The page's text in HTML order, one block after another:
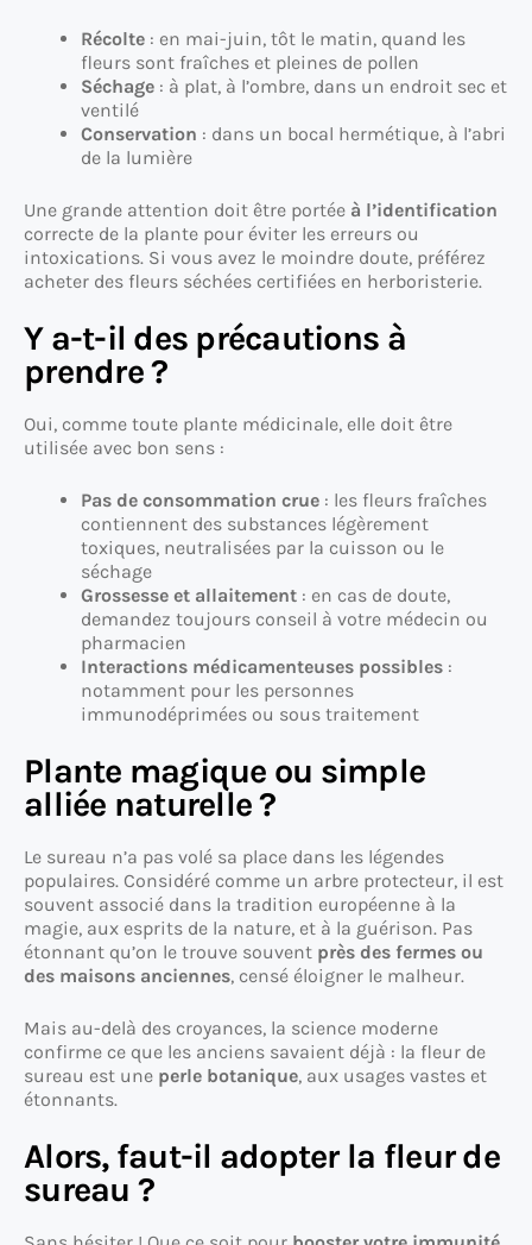
Récolte : en mai-juin, tôt le matin, quand les
fleurs sont fraîches et pleines de pollen
Séchage : à plat, à l’ombre, dans un endroit sec et
ventilé
Conservation : dans un bocal hermétique, à l’abri
de la lumière
Une grande attention doit être portée à l’identification
correcte de la plante pour éviter les erreurs ou
intoxications. Si vous avez le moindre doute, préférez
acheter des fleurs séchées certifiées en herboristerie.
Y a-t-il des précautions à
prendre ?
Oui, comme toute plante médicinale, elle doit être
utilisée avec bon sens :
Pas de consommation crue : les fleurs fraîches
contiennent des substances légèrement
toxiques, neutralisées par la cuisson ou le
séchage
Grossesse et allaitement : en cas de doute,
demandez toujours conseil à votre médecin ou
pharmacien
Interactions médicamenteuses possibles :
notamment pour les personnes
immunodéprimées ou sous traitement
Plante magique ou simple
alliée naturelle ?
Le sureau n’a pas volé sa place dans les légendes
populaires. Considéré comme un arbre protecteur, il est
souvent associé dans la tradition européenne à la
magie, aux esprits de la nature, et à la guérison. Pas
étonnant qu’on le trouve souvent près des fermes ou
des maisons anciennes, censé éloigner le malheur.
Mais au-delà des croyances, la science moderne
confirme ce que les anciens savaient déjà : la fleur de
sureau est une perle botanique, aux usages vastes et
étonnants.
Alors, faut-il adopter la fleur de
sureau ?